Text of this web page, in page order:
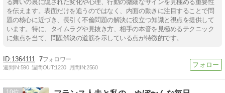
る舞いの裏に隠された変化や心理、行動の微細なサインを見極める重要性
を伝えます。表面だけを追うのではなく、内面の動きに注目することで問
題の核心に近づき、長引く不倫問題の解決に役立つ知識と視点を提供して
います。特に、タイムラグや見抜き方、相手の本音を見極めるテクニック
に焦点を当て、問題解決の道筋を示している点が特徴的です。
1364111 7
週間IN:590 週間OUT:1230 月間IN:2560